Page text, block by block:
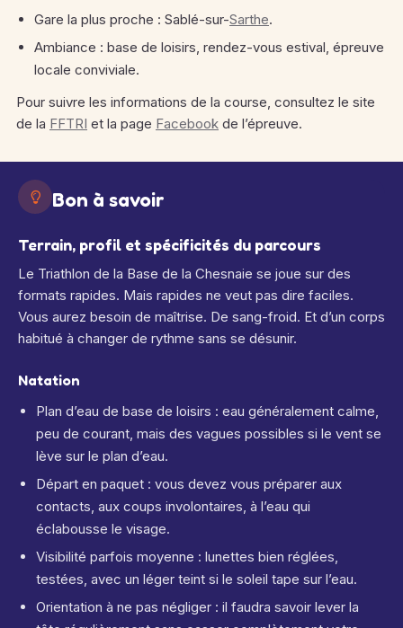
Gare la plus proche : Sablé-sur-Sarthe.
Ambiance : base de loisirs, rendez-vous estival, épreuve
locale conviviale.
Pour suivre les informations de la course, consultez le site
de la FFTRI et la page Facebook de l’épreuve.
Bon à savoir
Terrain, profil et spécificités du parcours
Le Triathlon de la Base de la Chesnaie se joue sur des
formats rapides. Mais rapides ne veut pas dire faciles.
Vous aurez besoin de maîtrise. De sang-froid. Et d’un corps
habitué à changer de rythme sans se désunir.
Natation
Plan d’eau de base de loisirs : eau généralement calme,
peu de courant, mais des vagues possibles si le vent se
lève sur le plan d’eau.
Départ en paquet : vous devez vous préparer aux
contacts, aux coups involontaires, à l’eau qui
éclabousse le visage.
Visibilité parfois moyenne : lunettes bien réglées,
testées, avec un léger teint si le soleil tape sur l’eau.
Orientation à ne pas négliger : il faudra savoir lever la